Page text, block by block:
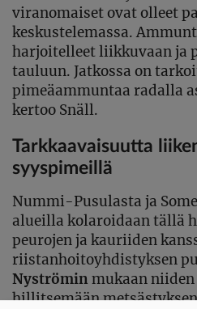
viranomaiset ovat olleet
keskustelemassa.
harjoitelleet liikkuvaan ja
tauluun. Jatkossa on
pimeäammuntaa radalla
kertoo Snäll.
Tarkkaavaisuutta
syyspimeillä
Nummi-Pusulasta ja
alueilla kolaroidaan tällä
peurojen ja kauriiden
riistanhoitoyhdistyksen
Nyströmin mukaan
hillitsemään